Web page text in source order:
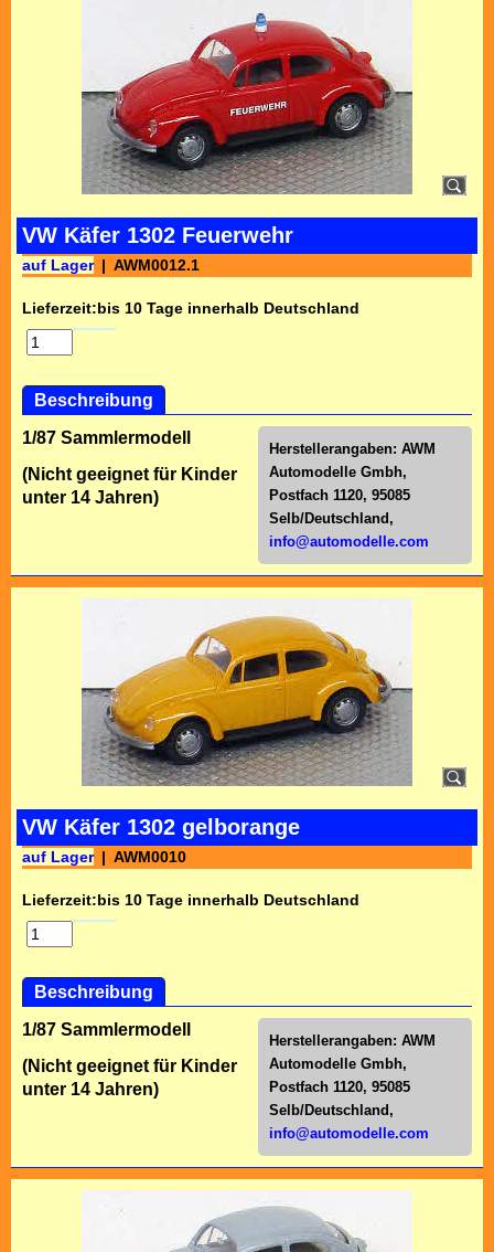
VW Käfer 1302 Feuerwehr
auf Lager AWM0012.1
Lieferzeit:bis 10 Tage innerhalb Deutschland
Beschreibung
Herstellerangaben: AWM
Automodelle Gmbh,
Postfach 1120, 95085
Selb/Deutschl and,
info@automodelle.com
1/87 Sammlermodell
(Nicht geeignet für Kinder
unter 14 Jahren)
VW Käfer 1302 gelborange
auf Lager AWM0010
Lieferzeit:bis 10 Tage innerhalb Deutschland
Beschreibung
Herstellerangaben: AWM
Automodelle Gmbh,
Postfach 1120, 95085
Selb/Deutschl and,
info@automodelle.com
1/87 Sammlermodell
(Nicht geeignet für Kinder
unter 14 Jahren)